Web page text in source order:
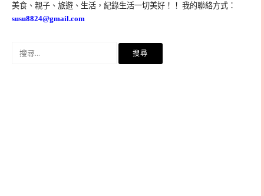
美食、親子、旅遊、生活，紀錄生活一切美好！！ 我的聯絡方式：
susu8824@gmail.com